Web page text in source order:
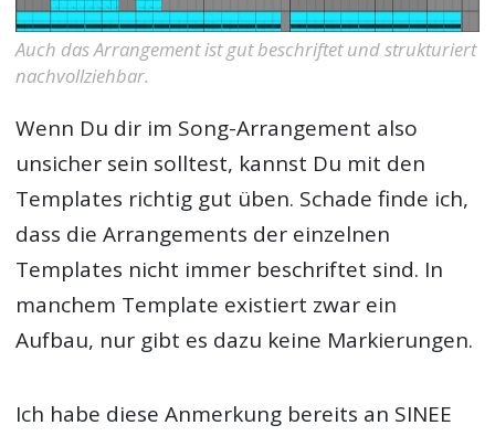
Auch das Arrangement ist gut beschriftet und strukturiert
nachvollziehbar.
Wenn Du dir im Song-Arrangement also
unsicher sein solltest, kannst Du mit den
Templates richtig gut üben. Schade finde ich,
dass die Arrangements der einzelnen
Templates nicht immer beschriftet sind. In
manchem Template existiert zwar ein
Aufbau, nur gibt es dazu keine Markierungen.
Ich habe diese Anmerkung bereits an SINEE